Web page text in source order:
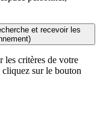
et recevoir les
les critères de votre
sur le bouton